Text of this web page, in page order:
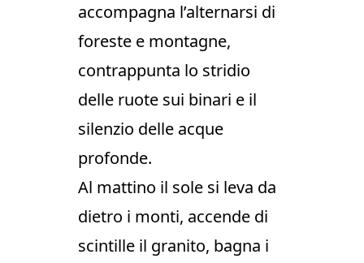
accompagna l’alternarsi di
foreste e montagne,
contrappunta lo stridio
delle ruote sui binari e il
silenzio delle acque
profonde.
Al mattino il sole si leva da
dietro i monti, accende di
scintille il granito, bagna i